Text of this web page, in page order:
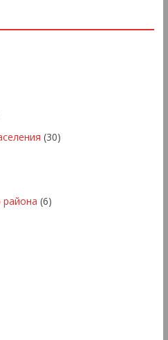
(30)
района (6)